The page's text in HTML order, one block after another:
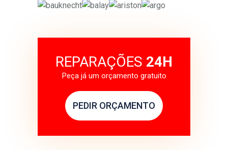
REPARAÇÕES 24H
Peça já um orçamento gratuito
PEDIR ORÇAMENTO